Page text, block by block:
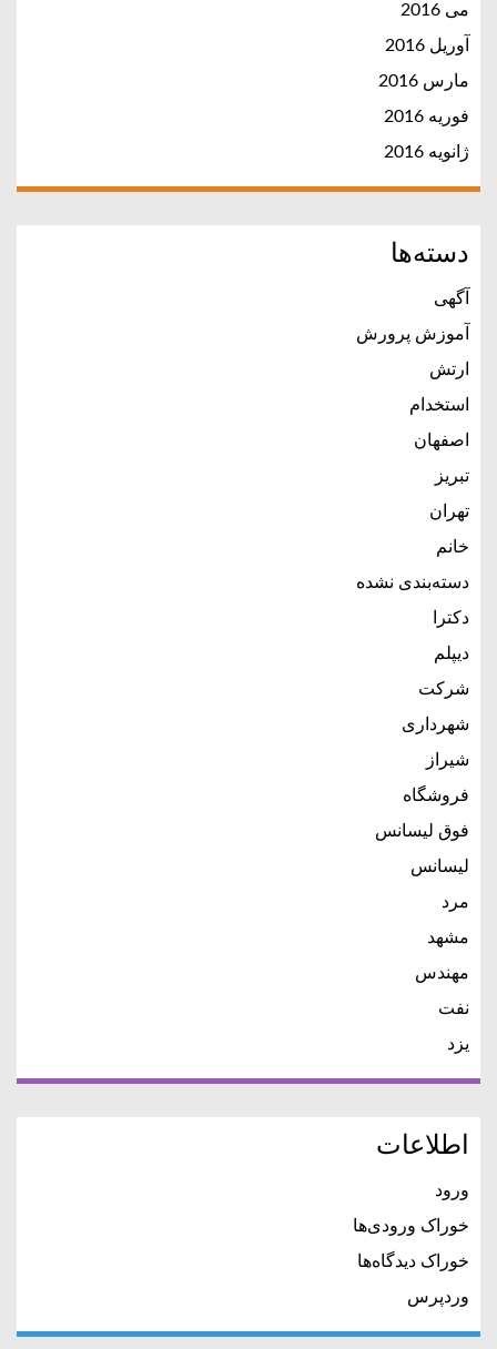
می 2016
آوریل 2016
مارس 2016
فوریه 2016
ژانویه 2016
دسته‌ها
آگهی
آموزش پرورش
ارتش
استخدام
اصفهان
تبریز
تهران
خانم
دسته‌بندی نشده
دکترا
دیپلم
شرکت
شهرداری
شیراز
فروشگاه
فوق لیسانس
لیسانس
مرد
مشهد
مهندس
نفت
یزد
اطلاعات
ورود
خوراک ورودی‌ها
خوراک دیدگاه‌ها
وردپرس